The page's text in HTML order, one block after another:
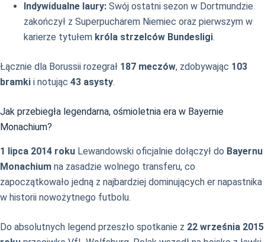
Indywidualne laury: Swój ostatni sezon w Dortmundzie
zakończył z Superpucharem Niemiec oraz pierwszym w
karierze tytułem króla strzelców Bundesligi.
Łącznie dla Borussii rozegrał 187 meczów, zdobywając 103
bramki i notując 43 asysty.
Jak przebiegła legendarna, ośmioletnia era w Bayernie
Monachium?
1 lipca 2014 roku Lewandowski oficjalnie dołączył do Bayernu
Monachium na zasadzie wolnego transferu, co
zapoczątkowało jedną z najbardziej dominujących er napastnika
w historii nowożytnego futbolu.
Do absolutnych legend przeszło spotkanie z 22 września 2015